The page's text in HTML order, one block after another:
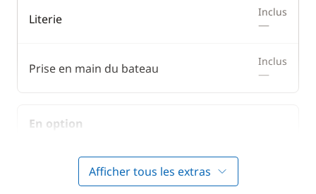
Literie Inclus
—
Prise en main du bateau Inclus
—
En option
Animaux de compagnie
Afficher tous les extras